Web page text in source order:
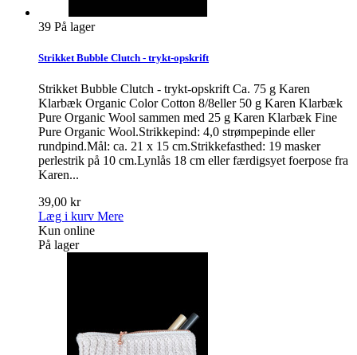
39 På lager
Strikket Bubble Clutch - trykt-opskrift
Strikket Bubble Clutch - trykt-opskrift Ca. 75 g Karen
Klarbæk Organic Color Cotton 8/8eller 50 g Karen Klarbæk
Pure Organic Wool sammen med 25 g Karen Klarbæk Fine
Pure Organic Wool.Strikkepind: 4,0 strømpepinde eller
rundpind.Mål: ca. 21 x 15 cm.Strikkefasthed: 19 masker
perlestrik på 10 cm.Lynlås 18 cm eller færdigsyet foerpose fra
Karen...
39,00 kr
Læg i kurv Mere
Kun online
På lager